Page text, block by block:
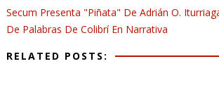
Secum Presenta "Piñata" De Adrián O.
De Palabras De Colibrí En Narrativa
RELATED POSTS: